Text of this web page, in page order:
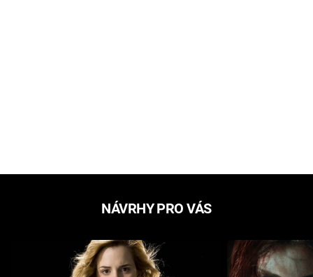
NÁVRHY PRO VÁS